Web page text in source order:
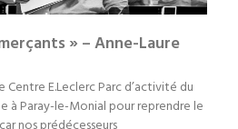
» – Anne-Laure
Centre E.Leclerc Parc d’activité du
à Paray-le-Monial pour reprendre le